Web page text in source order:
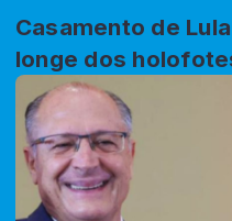
Casamento de
longe dos